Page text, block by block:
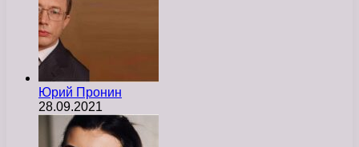
Юрий Пронин
28.09.2021